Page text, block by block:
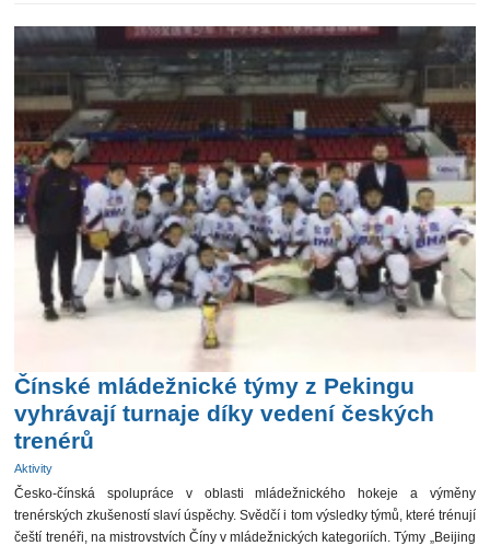
Čínské mládežnické týmy z Pekingu
vyhrávají turnaje díky vedení českých
trenérů
Aktivity
Česko-čínská spolupráce v oblasti mládežnického hokeje a výměny
trenérských zkušeností slaví úspěchy. Svědčí i tom výsledky týmů, které trénují
čeští trenéři, na mistrovstvích Číny v mládežnických kategoriích. Týmy „Beijing